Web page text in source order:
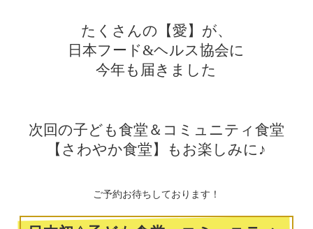
たくさんの【愛】が、
日本フード&ヘルス協会に
今年も届きました
次回の子ども食堂＆コミュニティ食堂
【さわやか食堂】もお楽しみに♪
ご予約お待ちしております！